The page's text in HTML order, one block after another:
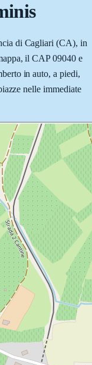
di Cagliari (CA), in
il CAP 09040 e
in auto, a piedi,
nelle immediate